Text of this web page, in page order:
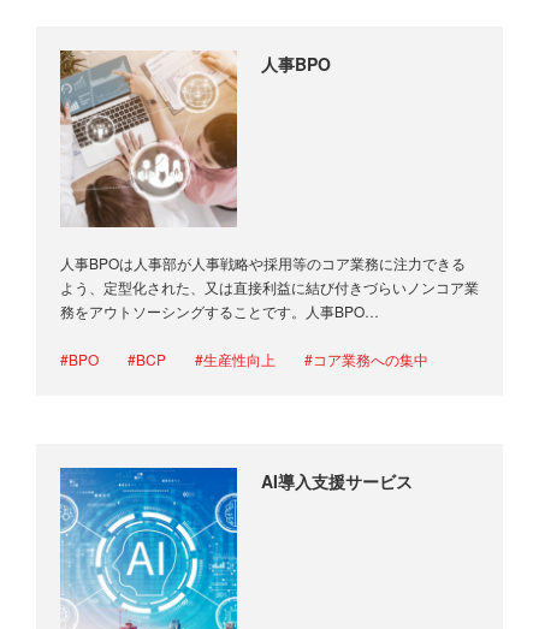
人事BPO
人事BPOは人事部が人事戦略や採用等のコア業務に注力できる
よう、定型化された、又は直接利益に結び付きづらいノンコア業
務をアウトソーシングすることです。人事BPO…
#BPO #BCP #生産性向上 #コア業務への集中
AI導入支援サービス